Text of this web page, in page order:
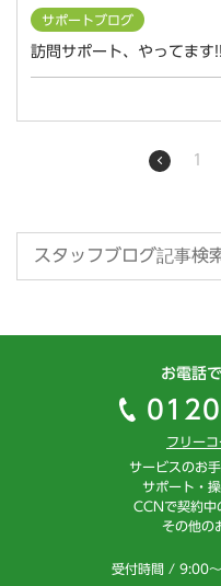
サポートブログ
訪問サポート、やってます
1
お電話
フリー
サービスのお
サポート・
CCNで契約中
その他の
受付時間 / 9:00～